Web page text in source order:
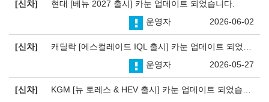
신차
현대 [베뉴 2027 출시] 카눈 업데이트 되었습니다.
2026-06-02
운영자
신차
2026-05-27
운영자
신차